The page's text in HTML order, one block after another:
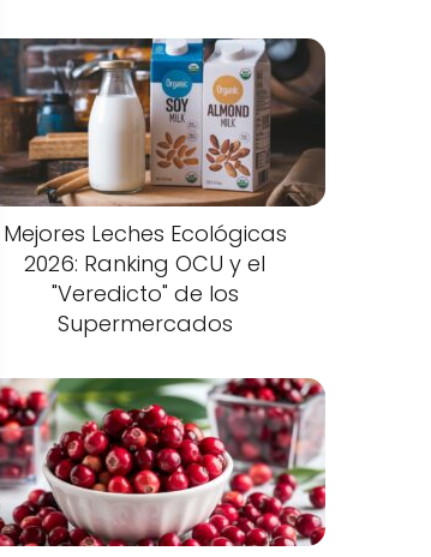
Mejores Leches Ecológicas
2026: Ranking OCU y el
"Veredicto" de los
Supermercados